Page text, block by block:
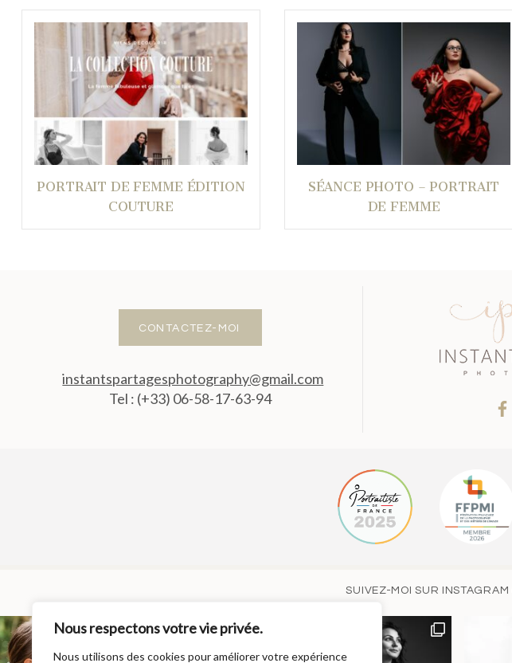
Nous respectons votre vie privée.
Nous utilisons des cookies pour améliorer votre expérience
PORTRAIT DE FEMME ÉDITION
COUTURE
SÉANCE PHOTO – PORTRAIT
DE FEMME
CONTACTEZ-MOI
instantspartagesphotography@gmail.com
Tel : (+33) 06-58-17-63-94
SUIVEZ-MOI SUR INSTAGRAM